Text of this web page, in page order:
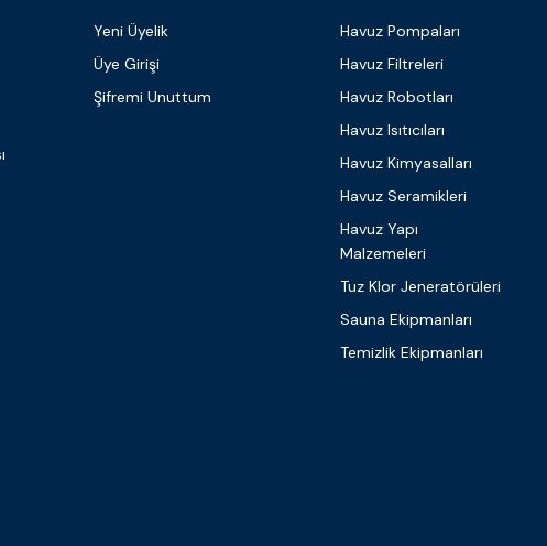
Yeni Üyelik
Üye Girişi
Şifremi Unuttum
Havuz Pompaları
Havuz Filtreleri
Havuz Robotları
Havuz Isıtıcıları
Havuz Kimyasalları
Havuz Seramikleri
Havuz Yapı
Malzemeleri
Tuz Klor Jeneratörüleri
Sauna Ekipmanları
Temizlik Ekipmanları